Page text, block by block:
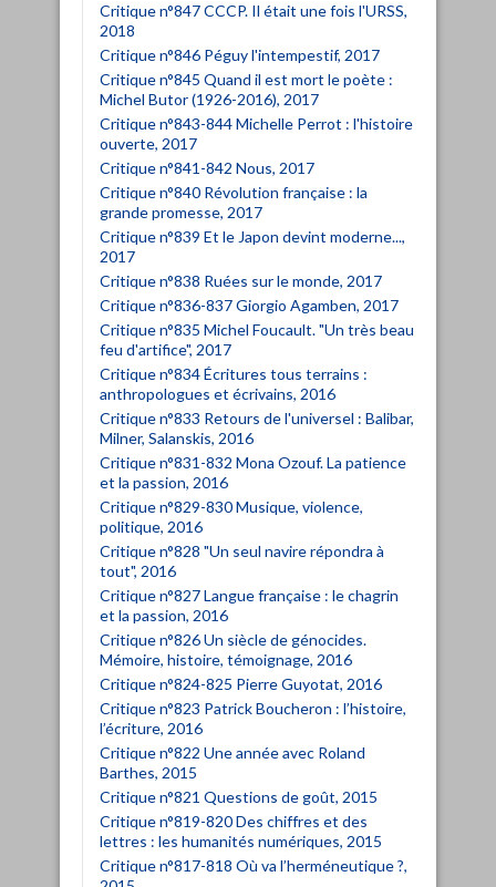
Critique n°847 CCCP. Il était une fois l'URSS,
2018
Critique n°846 Péguy l'intempestif, 2017
Critique n°845 Quand il est mort le poète :
Michel Butor (1926-2016), 2017
Critique n°843-844 Michelle Perrot : l'histoire
ouverte, 2017
Critique n°841-842 Nous, 2017
Critique n°840 Révolution française : la
grande promesse, 2017
Critique n°839 Et le Japon devint moderne...,
2017
Critique n°838 Ruées sur le monde, 2017
Critique n°836-837 Giorgio Agamben, 2017
Critique n°835 Michel Foucault. "Un très beau
feu d'artifice", 2017
Critique n°834 Écritures tous terrains :
anthropologues et écrivains, 2016
Critique n°833 Retours de l'universel : Balibar,
Milner, Salanskis, 2016
Critique n°831-832 Mona Ozouf. La patience
et la passion, 2016
Critique n°829-830 Musique, violence,
politique, 2016
Critique n°828 "Un seul navire répondra à
tout", 2016
Critique n°827 Langue française : le chagrin
et la passion, 2016
Critique n°826 Un siècle de génocides.
Mémoire, histoire, témoignage, 2016
Critique n°824-825 Pierre Guyotat, 2016
Critique n°823 Patrick Boucheron : l’histoire,
l’écriture, 2016
Critique n°822 Une année avec Roland
Barthes, 2015
Critique n°821 Questions de goût, 2015
Critique n°819-820 Des chiffres et des
lettres : les humanités numériques, 2015
Critique n°817-818 Où va l’herméneutique ?,